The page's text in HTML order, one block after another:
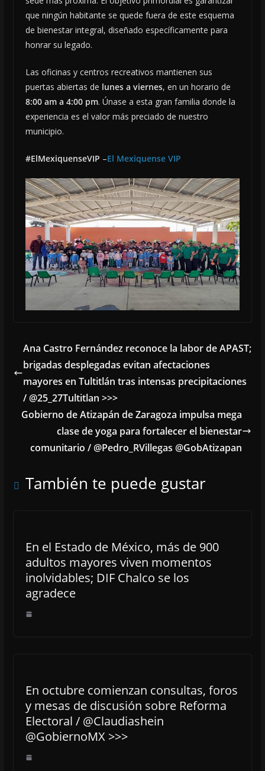
que ningún habitante se quede fuera de este esquema
de bienestar integral, diseñado específicamente para
honrar su legado.
Las oficinas y centros recreativos mantienen sus
puertas abiertas de lunes a viernes, en un horario de
8:00 am a 4:00 pm. Únase a esta gran familia donde la
experiencia es el valor más preciado de nuestro
municipio.
#ElMexiquenseVIP –El Mexiquense VIP
Ana Castro Fernández reconoce la labor de APAST;
brigadas desplegadas evitan afectaciones
mayores en Tultitlán tras intensas precipitaciones
/ @25_27Tultitlan >>>
Gobierno de Atizapán de Zaragoza impulsa mega
clase de yoga para fortalecer el bienestar
comunitario / @Pedro_RVillegas @GobAtizapan
También te puede gustar
En el Estado de México, más de 900
adultos mayores viven momentos
inolvidables; DIF Chalco se los
agradece
En octubre comienzan consultas, foros
y mesas de discusión sobre Reforma
Electoral / @Claudiashein
@GobiernoMX >>>